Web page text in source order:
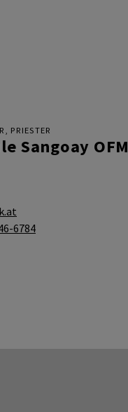
PRIESTER
Sangoay OFM
6784